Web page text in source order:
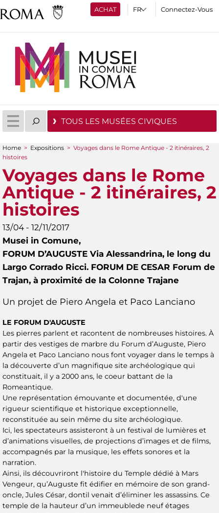
ACHAT Connectez-Vous
TOUS LES MUSÉES CIVIQUES
You are here
Home > Expositions > Voyages dans le Rome Antique - 2 itinéraires, 2
histoires
Voyages dans le Rome
Antique - 2 itinéraires, 2
histoires
13/04 - 12/11/2017
Musei in Comune,
FORUM D’AUGUSTE Via Alessandrina, le long du
Largo Corrado Ricci. FORUM DE CESAR Forum de
Trajan, à proximité de la Colonne Trajane
Un projet de Piero Angela et Paco Lanciano
LE FORUM D'AUGUSTE
Les pierres parlent et racontent de nombreuses histoires. À
partir des vestiges de marbre du Forum d’Auguste, Piero
Angela et Paco Lanciano nous font voyager dans le temps à
la découverte d’un magnifique site archéologique qui
constituait, il y a 2000 ans, le coeur battant de la
Romeantique.
Une représentation émouvante et documentée, d'une
rigueur scientifique et historique exceptionnelle,
reconstituée au sein même du site archéologique.
Ici, les spectateurs assisteront à un festival de lumières et
d’animations visuelles, de projections d’images et de films,
accompagnés par la musique, les effets sonores et la
narration.
Ainsi, ils découvriront l'histoire du Temple dédié à Mars
Vengeur, qu’Auguste fit édifier en mémoire de son grand-
oncle, Jules César, dontil venait d’éliminer les assassins. Ce
temple de la hauteur d’un immeublede neuf étages